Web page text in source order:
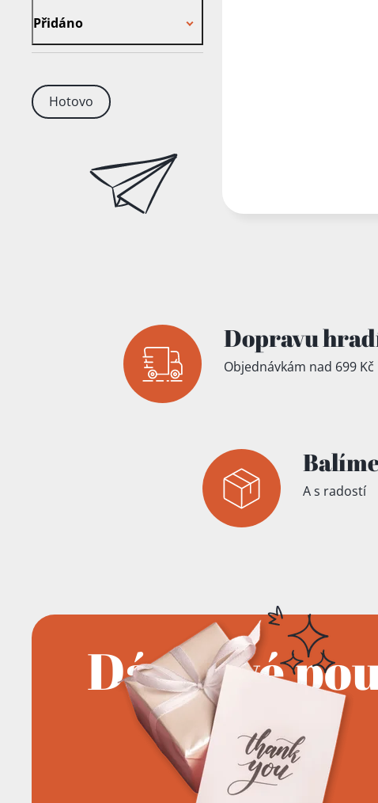
Přidáno
Hotovo
Dopravu
Objednávkám nad 699 Kč
A s radostí
Dárkové
Přidáno do